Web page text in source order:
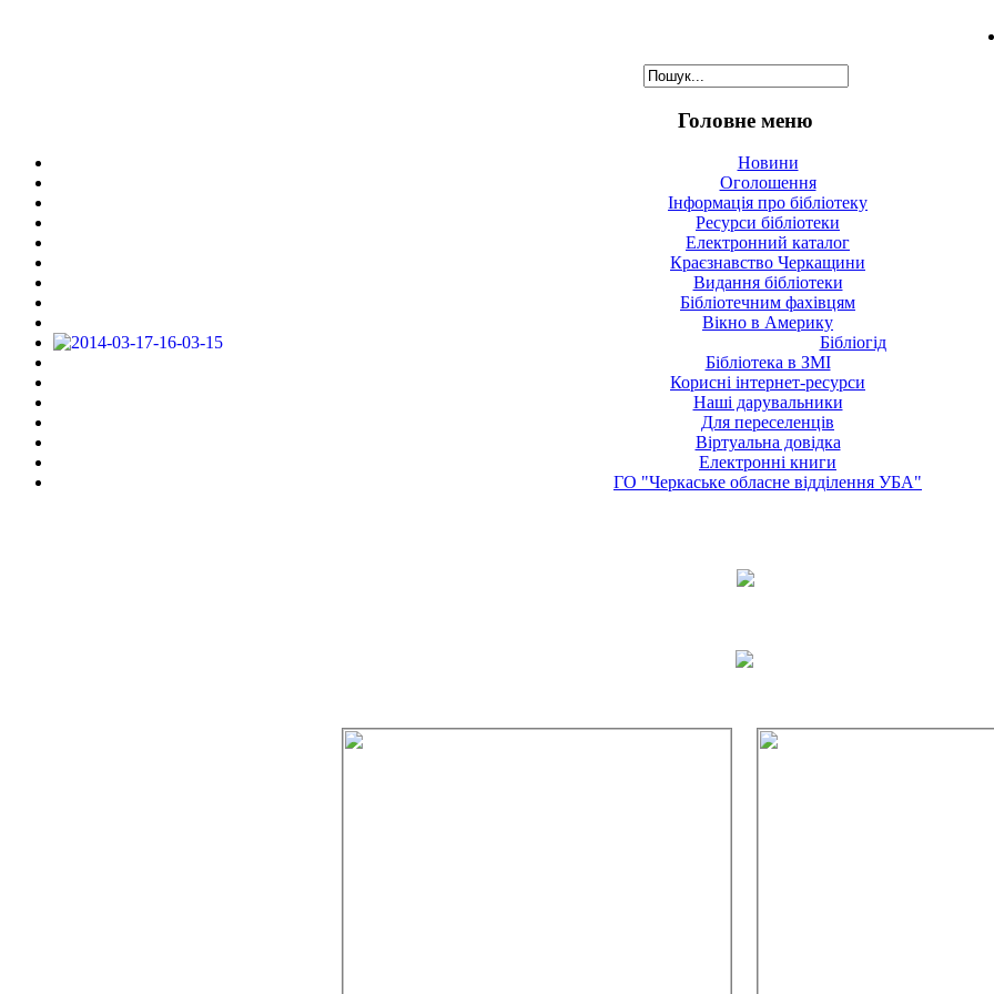
Головне меню
Новини
Оголошення
Інформація про бібліотеку
Ресурси бібліотеки
Електронний каталог
Краєзнавство Черкащини
Видання бібліотеки
Бібліотечним фахівцям
Вікно в Америку
Бібліогід
Бібліотека в ЗМІ
Корисні інтернет-ресурси
Наші дарувальники
Для переселенців
Віртуальна довідка
Електронні книги
ГО "Черкаське обласне відділення УБА"